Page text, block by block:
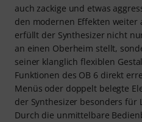
auch zackige und etwas
den modernen Effekten weiter
erfüllt der Synthesizer nicht
an einen Oberheim stellt,
seiner klanglich flexiblen
Funktionen des OB 6 direkt
Menüs oder doppelt belegte
der Synthesizer besonders für
Durch die unmittelbare